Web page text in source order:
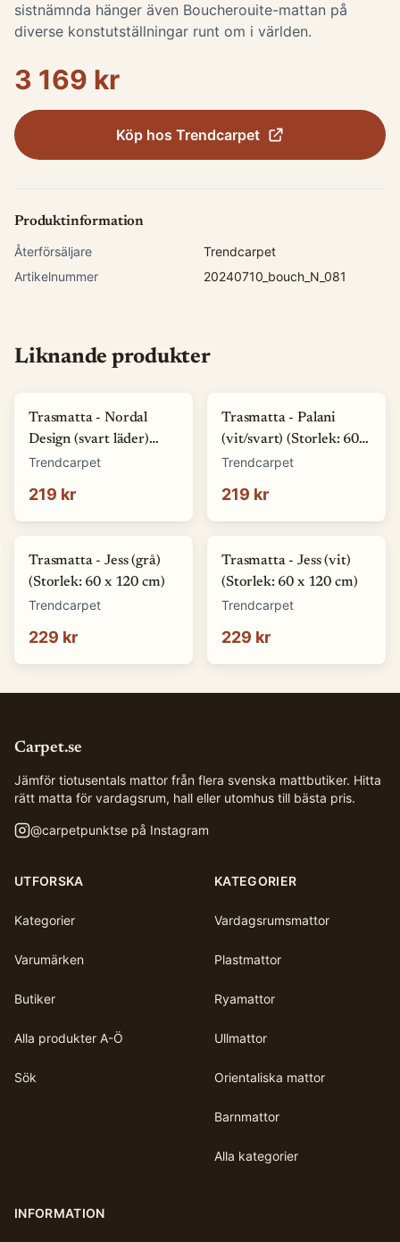
sistnämnda hänger även Boucherouite-mattan på
diverse konstutställningar runt om i världen.
3 169 kr
Köp hos Trendcarpet
Produktinformation
Återförsäljare
Trendcarpet
Artikelnummer
20240710_bouch_N_081
Liknande produkter
Trasmatta - Nordal
Design (svart läder)
(Storlek: 60 x 110 cm)
Trendcarpet
219 kr
Trasmatta - Palani
(vit/svart) (Storlek: 60 x
120 cm)
Trendcarpet
219 kr
Trasmatta - Jess (grå)
(Storlek: 60 x 120 cm)
Trendcarpet
229 kr
Trasmatta - Jess (vit)
(Storlek: 60 x 120 cm)
Trendcarpet
229 kr
Carpet.se
Jämför tiotusentals mattor från flera svenska mattbutiker. Hitta
rätt matta för vardagsrum, hall eller utomhus till bästa pris.
@carpetpunktse på Instagram
UTFORSKA
Kategorier
Varumärken
Butiker
Alla produkter A-Ö
Sök
KATEGORIER
Vardagsrumsmattor
Plastmattor
Ryamattor
Ullmattor
Orientaliska mattor
Barnmattor
Alla kategorier
INFORMATION